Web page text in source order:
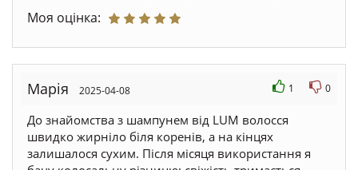
Моя оцінка:
Марія 2025-04-08 1 0
До знайомства з шампунем від LUM волосся
швидко жирніло біля коренів, а на кінцях
залишалося сухим. Після місяця використання я